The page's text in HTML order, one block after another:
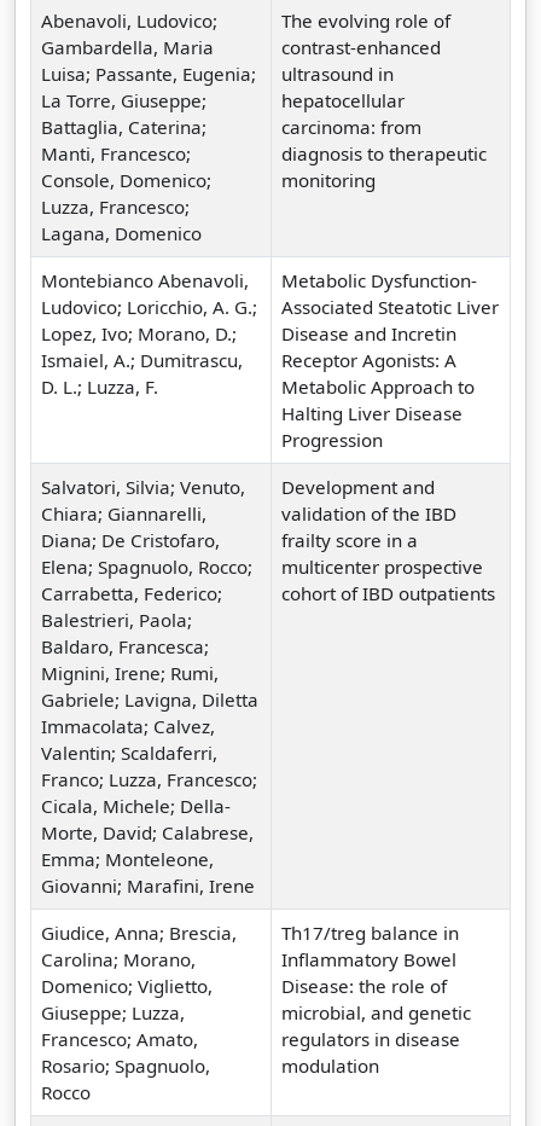
Abenavoli, Ludovico;
Gambardella, Maria
Luisa; Passante, Eugenia;
La Torre, Giuseppe;
Battaglia, Caterina;
Manti, Francesco;
Console, Domenico;
Luzza, Francesco;
Lagana, Domenico
The evolving role of
contrast-enhanced
ultrasound in
hepatocellular
carcinoma: from
diagnosis to therapeutic
monitoring
Montebianco Abenavoli,
Ludovico; Loricchio, A. G.;
Lopez, Ivo; Morano, D.;
Ismaiel, A.; Dumitrascu,
D. L.; Luzza, F.
Metabolic Dysfunction-
Associated Steatotic Liver
Disease and Incretin
Receptor Agonists: A
Metabolic Approach to
Halting Liver Disease
Progression
Salvatori, Silvia; Venuto,
Chiara; Giannarelli,
Diana; De Cristofaro,
Elena; Spagnuolo, Rocco;
Carrabetta, Federico;
Balestrieri, Paola;
Baldaro, Francesca;
Mignini, Irene; Rumi,
Gabriele; Lavigna, Diletta
Immacolata; Calvez,
Valentin; Scaldaferri,
Franco; Luzza, Francesco;
Cicala, Michele; Della-
Morte, David; Calabrese,
Emma; Monteleone,
Giovanni; Marafini, Irene
Development and
validation of the IBD
frailty score in a
multicenter prospective
cohort of IBD outpatients
Giudice, Anna; Brescia,
Carolina; Morano,
Domenico; Viglietto,
Giuseppe; Luzza,
Francesco; Amato,
Rosario; Spagnuolo,
Rocco
Th17/treg balance in
Inflammatory Bowel
Disease: the role of
microbial, and genetic
regulators in disease
modulation